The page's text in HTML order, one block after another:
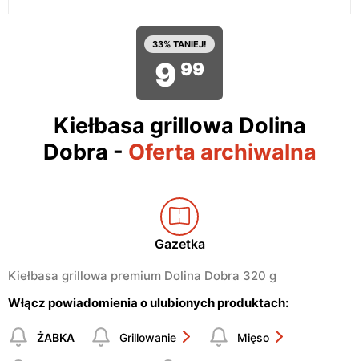
33% TANIEJ!
9 99
Kiełbasa grillowa Dolina
Dobra - Oferta archiwalna
Gazetka
Kiełbasa grillowa premium Dolina Dobra 320 g
Włącz powiadomienia o ulubionych produktach:
ŻABKA Grillowanie Mięso